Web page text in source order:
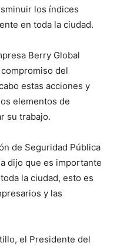
los índices
en toda la ciudad.
Berry Global
del
estas acciones y
elementos de
su trabajo.
de Seguridad Pública
dijo que es importante
la ciudad, esto es
y las
el Presidente del